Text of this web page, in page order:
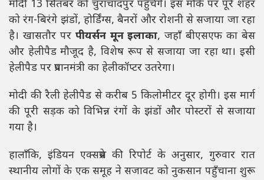
मोदी 13 सितंबर को चुराचांदपुर पहुंचेंगे। इस मौके पर पूरे शहर
को रंग-बिरंगे झंडों, होर्डिंग्स, बैनरों और रोशनी से सजाया जा रहा
है। खासतौर पर पीयर्सन मून इलाका, जहाँ बीएसएफ का बेस
और हेलीपैड मौजूद है, विशेष रूप से सजाया जा रहा था। इसी
हेलीपैड पर प्रधानमंत्री का हेलीकॉप्टर उतरेगा।
मोदी की रैली हेलीपैड से करीब 5 किलोमीटर दूर होगी। इस मार्ग
की पूरी सड़क को विभिन्न रंगों के झंडों और पोस्टरों से सजाया
गया है।
हालाँकि, इंडियन एक्सप्रेस की रिपोर्ट के अनुसार, गुरुवार रात
स्थानीय लोगों के एक समूह ने सजावट को नुकसान पहुँचाना शुरू